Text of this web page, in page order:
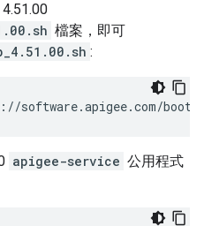
檔案，即可
:
software.apigee.com/
apigee-service 公用程式